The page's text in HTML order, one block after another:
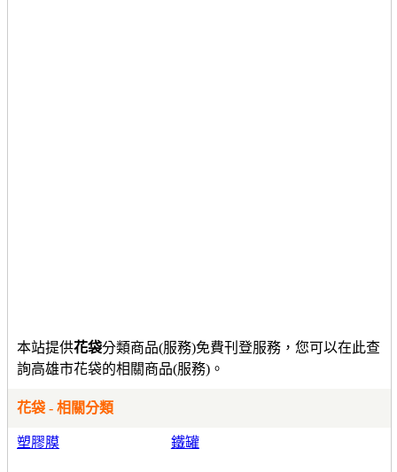
本站提供花袋分類商品(服務)免費刊登服務，您可以在此查
詢高雄市花袋的相關商品(服務)。
花袋 - 相關分類
塑膠膜 鐵罐